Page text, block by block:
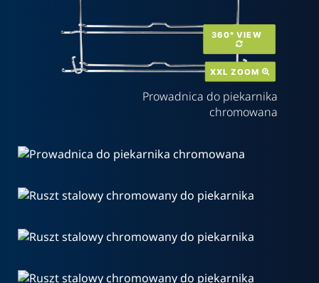
XXL ZOOM
Prowadnica do piekarnika
chromowana
XXL ZOOM
XXL ZOOM